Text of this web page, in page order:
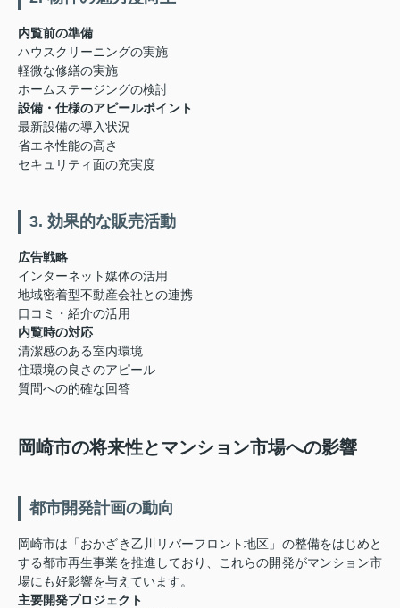
内覧前の準備
ハウスクリーニングの実施
軽微な修繕の実施
ホームステージングの検討
設備・仕様のアピールポイント
最新設備の導入状況
省エネ性能の高さ
セキュリティ面の充実度
3. 効果的な販売活動
広告戦略
インターネット媒体の活用
地域密着型不動産会社との連携
口コミ・紹介の活用
内覧時の対応
清潔感のある室内環境
住環境の良さのアピール
質問への的確な回答
岡崎市の将来性とマンション市場への影響
都市開発計画の動向
岡崎市は「おかざき乙川リバーフロント地区」の整備をはじめと
する都市再生事業を推進しており、これらの開発がマンション市
場にも好影響を与えています。
主要開発プロジェクト